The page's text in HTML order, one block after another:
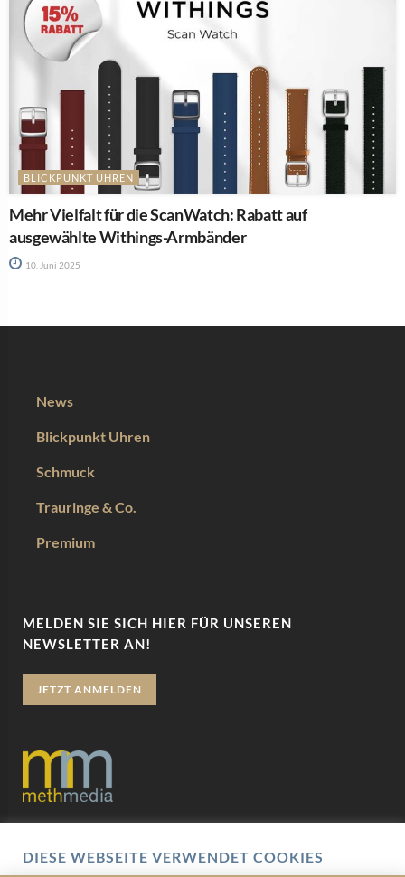
BLICKPUNKT UHREN
Mehr Vielfalt für die ScanWatch: Rabatt auf
ausgewählte Withings-Armbänder
10. Juni 2025
News
Blickpunkt Uhren
Schmuck
Trauringe & Co.
Premium
MELDEN SIE SICH HIER FÜR UNSEREN
NEWSLETTER AN!
JETZT ANMELDEN
DIESE WEBSEITE VERWENDET COOKIES